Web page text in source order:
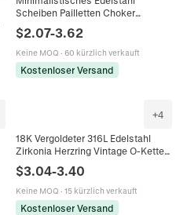
Scheiben Pailletten Choker
Halskette Für Damen 14K Gold
Roségold Silber Plattiert Zierliche
Kette Schmuck
$2.07-3.62
Keine MOQ · 60 kürzlich verkauft
Kostenloser Versand
+4
18K Vergoldeter 316L Edelstahl
Zirkonia Herzring Vintage O-Kette
Damen Schmuck Geschenk
$3.04-3.40
Keine MOQ · 15 kürzlich verkauft
Kostenloser Versand